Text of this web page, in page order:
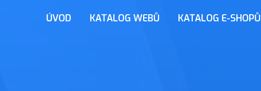
ÚVOD KATALOG WEBŮ KATALOG E-SHOPŮ